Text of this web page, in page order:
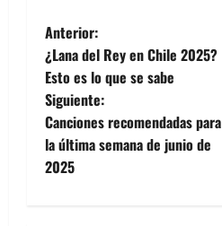
N
a
v
e
Anterior:
¿Lana del Rey en Chile 2025?
Esto es lo que se sabe
Siguiente:
Canciones recomendadas para
la última semana de junio de
2025